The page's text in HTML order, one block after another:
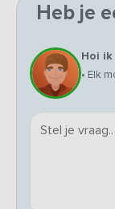
Heb je
Hoi
• Elk